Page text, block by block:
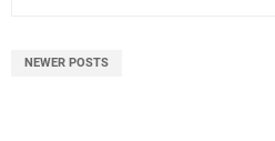
NEWER POSTS